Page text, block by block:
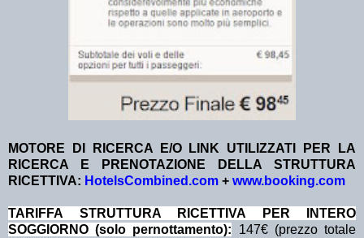
MOTORE DI RICERCA E/O LINK UTILIZZATI PER LA
RICERCA E PRENOTAZIONE DELLA STRUTTURA
RICETTIVA: HotelsCombined.com + www.booking.com
TA RIFFA STRUTTURA RICETTIVA PER INTERO
SOGGIORNO (solo pernottamento): 147€ (prezzo totale